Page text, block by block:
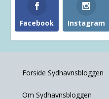
Facebook Instagram
Forside Sydhavnsbloggen
Om Sydhavnsbloggen